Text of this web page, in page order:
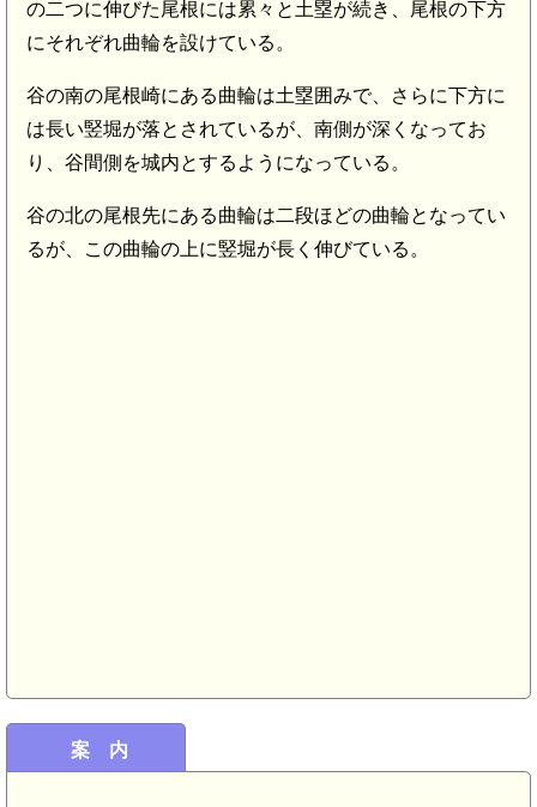
の二つに伸びた尾根には累々と土塁が続き、尾根の下方
にそれぞれ曲輪を設けている。
谷の南の尾根崎にある曲輪は土塁囲みで、さらに下方に
は長い竪堀が落とされているが、南側が深くなってお
り、谷間側を城内とするようになっている。
谷の北の尾根先にある曲輪は二段ほどの曲輪となってい
るが、この曲輪の上に竪堀が長く伸びている。
案 内